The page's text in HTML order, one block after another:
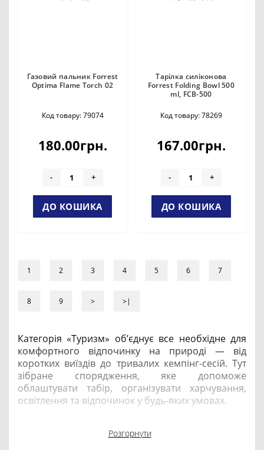
Газовий пальник Forrest
Optima Flame Torch 02
Код товару: 79074
180.00грн.
- +
ДО КОШИКА
Тарілка силіконова
Forrest Folding Bowl 500
ml, FCB-500
Код товару: 78269
167.00грн.
- +
ДО КОШИКА
1 2 3 4 5 6 7
8 9 > >|
Категорія «Туризм» об’єднує все необхідне для
комфортного відпочинку на природі — від
коротких виїздів до тривалих кемпінг-сесій. Тут
зібране спорядження, яке допоможе
облаштувати табір, організувати харчування,
освітлення та відпочинок у будь-яких умовах.
матраци та килимки, туристичні меблі, газове
Розгорнути